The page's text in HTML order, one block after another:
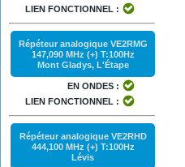
LIEN FONCTIONNEL :
Répéteur analogique VE2RMG
147,090 MHz (+) T:100Hz
Mont Gladys, L'Étape
EN ONDES :
LIEN FONCTIONNEL :
Répéteur analogique VE2RHD
444,100 MHz (+) T:100Hz
Lévis